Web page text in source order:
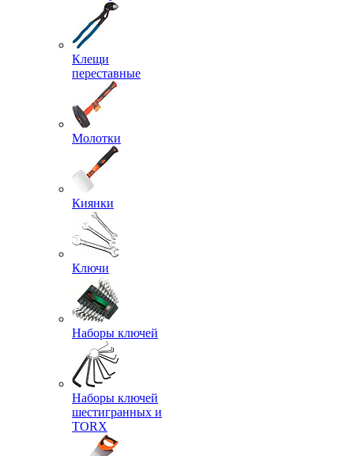
Клещи
переставные
Молотки
Киянки
Ключи
Наборы ключей
Наборы ключей
шестигранных и
TORX